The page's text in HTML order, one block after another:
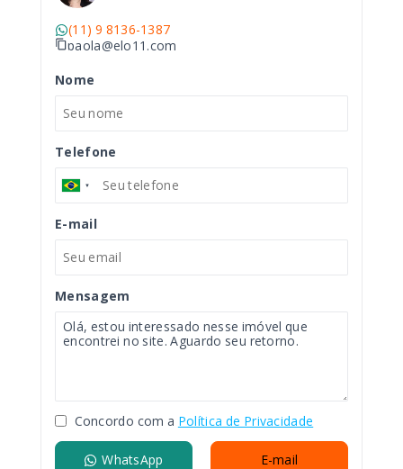
(11) 9 8136-1387
paola@elo11.com
Nome
Telefone
E-mail
Mensagem
Concordo com a Política de Privacidade
WhatsApp E-mail